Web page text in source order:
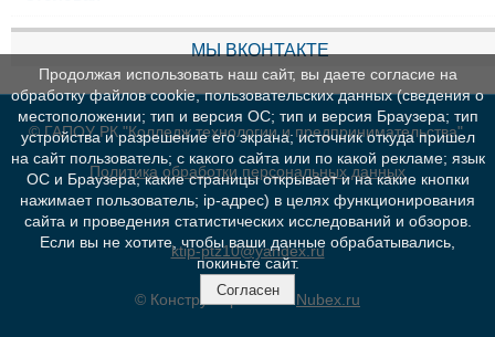
МЫ ВКОНТАКТЕ
© ГАПОУ РК "Колледж технологии и предпринимательства"
Политика обработки персональных данных
ktip-ptz10@yandex.ru
© Конструктор сайтовNubex.ru
Продолжая использовать наш сайт, вы даете согласие на
обработку файлов cookie, пользовательских данных (сведения о
местоположении; тип и версия ОС; тип и версия Браузера; тип
устройства и разрешение его экрана; источник откуда пришел
на сайт пользователь; с какого сайта или по какой рекламе; язык
ОС и Браузера; какие страницы открывает и на какие кнопки
нажимает пользователь; ip-адрес) в целях функционирования
сайта и проведения статистических исследований и обзоров.
Если вы не хотите, чтобы ваши данные обрабатывались,
покиньте сайт.
Согласен